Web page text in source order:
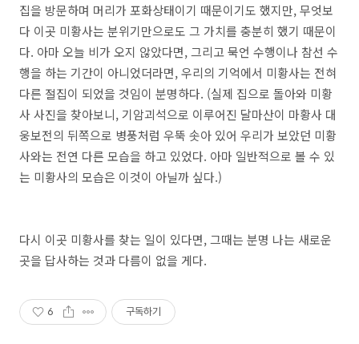
집을 방문하며 머리가 포화상태이기 때문이기도 했지만, 무엇보
다 이곳 미황사는 분위기만으로도 그 가치를 충분히 했기 때문이
다. 아마 오늘 비가 오지 않았다면, 그리고 묵언 수행이나 참선 수
행을 하는 기간이 아니었더라면, 우리의 기억에서 미황사는 전혀
다른 절집이 되었을 것임이 분명하다. (실제 집으로 돌아와 미황
사 사진을 찾아보니, 기암괴석으로 이루어진 달마산이 마황사 대
웅보전의 뒤쪽으로 병풍처럼 우뚝 솟아 있어 우리가 보았던 미황
사와는 전연 다른 모습을 하고 있었다. 아마 일반적으로 볼 수 있
는 미황사의 모습은 이것이 아닐까 싶다.)
다시 이곳 미황사를 찾는 일이 있다면, 그때는 분명 나는 새로운
곳을 답사하는 것과 다름이 없을 게다.
6 구독하기